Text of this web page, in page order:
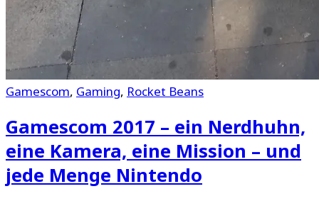
Gamescom, Gaming, Rocket Beans
Gamescom 2017 – ein Nerdhuhn,
eine Kamera, eine Mission – und
jede Menge Nintendo